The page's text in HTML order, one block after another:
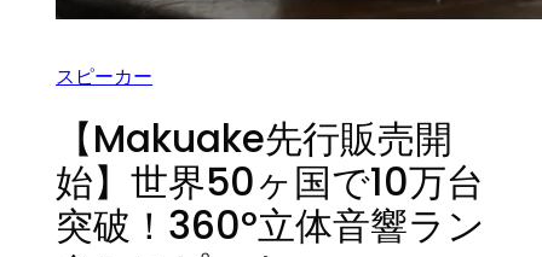
スピーカー
【Makuake先行販売開
始】世界50ヶ国で10万台
突破！360°立体音響ラン